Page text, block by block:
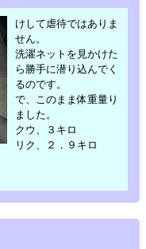
けして虐待ではありま
せん。
洗濯ネットを見かけた
ら勝手に潜り込んでく
るのです。
で、このまま体重量り
ました。
クウ、３キロ
リク、２．９キロ